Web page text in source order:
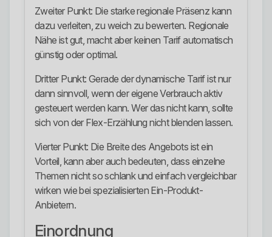
Zweiter Punkt: Die starke regionale Präsenz kann
dazu verleiten, zu weich zu bewerten. Regionale
Nähe ist gut, macht aber keinen Tarif automatisch
günstig oder optimal.
Dritter Punkt: Gerade der dynamische Tarif ist nur
dann sinnvoll, wenn der eigene Verbrauch aktiv
gesteuert werden kann. Wer das nicht kann, sollte
sich von der Flex-Erzählung nicht blenden lassen.
Vierter Punkt: Die Breite des Angebots ist ein
Vorteil, kann aber auch bedeuten, dass einzelne
Themen nicht so schlank und einfach vergleichbar
wirken wie bei spezialisierten Ein-Produkt-
Anbietern.
Einordnung